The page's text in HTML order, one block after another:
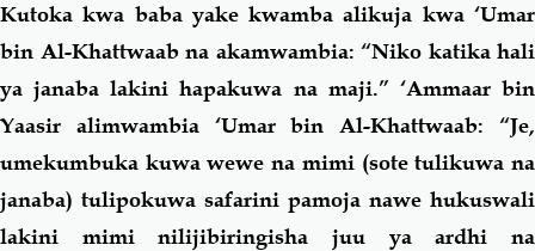
Kutoka kwa baba yake kwamba alikuja kwa ‘Umar
bin Al-Khattwaab na akamwambia: “Niko katika hali
ya janaba lakini hapakuwa na maji.” ‘Ammaar bin
Yaasir alimwambia ‘Umar bin Al-Khattwaab: “Je,
umekumbuka kuwa wewe na mimi (sote tulikuwa na
janaba) tulipokuwa safarini pamoja nawe hukuswali
lakini mimi nilijibiringisha juu ya ardhi na